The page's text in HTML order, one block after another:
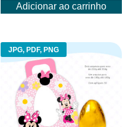
original atual
Adicionar ao carrinho
JPG, PDF, PNG